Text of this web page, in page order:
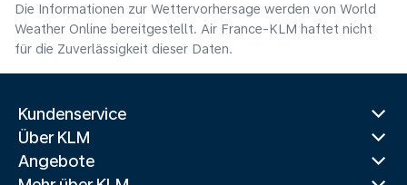
Die Informationen zur Wettervorhersage werden von World
Weather Online bereitgestellt. Air France-KLM haftet nicht
für die Zuverlässigkeit dieser Daten.
Kundenservice
Über KLM
Angebote